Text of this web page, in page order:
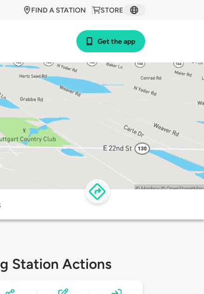
STORE
FIND A STATION
Get the app
Station Actions